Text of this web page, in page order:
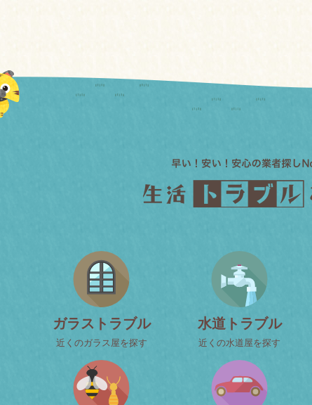
ガラストラブル
近くのガラス屋を探す
水道トラブル
近くの水道屋を探す